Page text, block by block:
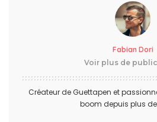
Fabian Dori
Voir plus de
Créateur de Guettapen et
boom depuis plus